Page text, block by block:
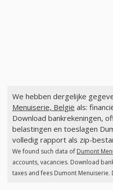
We hebben dergelijke
Menuiserie, België als:
Download bankrekeningen,
belastingen en toeslagen
volledig rapport als zip-
We found such data of Dumont
accounts, vacancies. Download
taxes and fees Dumont